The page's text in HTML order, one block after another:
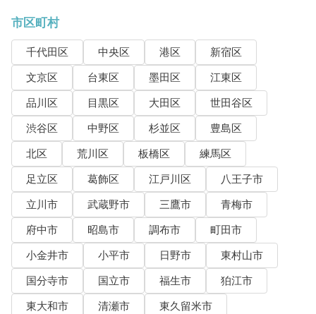
市区町村
千代田区 中央区 港区
新宿区
文京区
台東区 墨田区
江東区
品川区
目黒区 大田区
世田谷区
渋谷区
中野区 杉並区
豊島区
北区
荒川区 板橋区
練馬区
足立区
葛飾区 江戸川区
八王子市
立川市
武蔵野市 三鷹市
青梅市
府中市
昭島市 調布市
町田市
小金井市
小平市 日野市
東村山市
国分寺市
国立市 福生市
狛江市
東大和市
清瀬市
東久留米市